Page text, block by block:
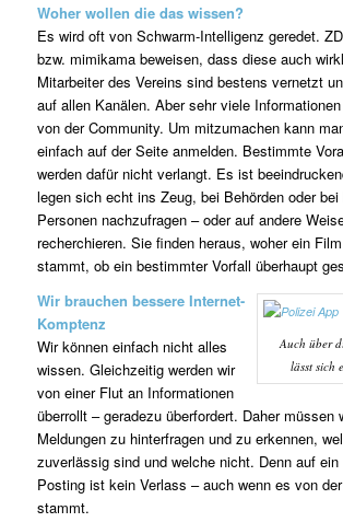
Woher wollen die das wissen?
Es wird oft von Schwarm-Intelligenz geredet.
bzw. mimikama beweisen, dass diese auch
Mitarbeiter des Vereins sind bestens vernetzt
auf allen Kanälen. Aber sehr viele
von der Community. Um mitzumachen kann
einfach auf der Seite anmelden. Bestimmte
werden dafür nicht verlangt. Es ist
legen sich echt ins Zeug, bei Behörden oder bei
Personen nachzufragen – oder auf andere
recherchieren. Sie finden heraus, woher ein
stammt, ob ein bestimmter Vorfall überhaupt
Auch über
lässt sich
Wir brauchen bessere Internet-
Komptenz
Wir können einfach nicht alles
wissen. Gleichzeitig werden wir
von einer Flut an Informationen
überrollt – geradezu überfordert. Daher müssen
Meldungen zu hinterfragen und zu erkennen,
zuverlässig sind und welche nicht. Denn auf ein
Posting ist kein Verlass – auch wenn es von
stammt.